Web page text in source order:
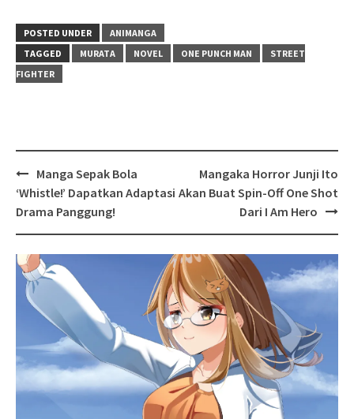
POSTED UNDER
ANIMANGA
TAGGED
MURATA NOVEL ONE PUNCH MAN
STREET
FIGHTER
Post
navigation
Manga Sepak Bola
‘Whistle!’ Dapatkan Adaptasi
Drama Panggung!
Mangaka Horror Junji Ito
Akan Buat Spin-Off One Shot
Dari I Am Hero